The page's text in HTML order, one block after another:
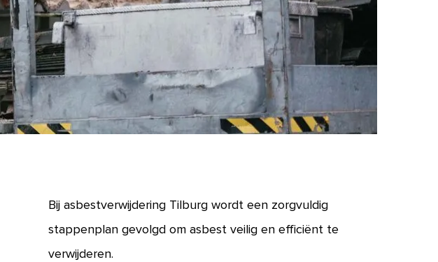
Bij asbestverwijdering Tilburg wordt een zorgvuldig
stappenplan gevolgd om asbest veilig en efficiënt te
verwijderen.